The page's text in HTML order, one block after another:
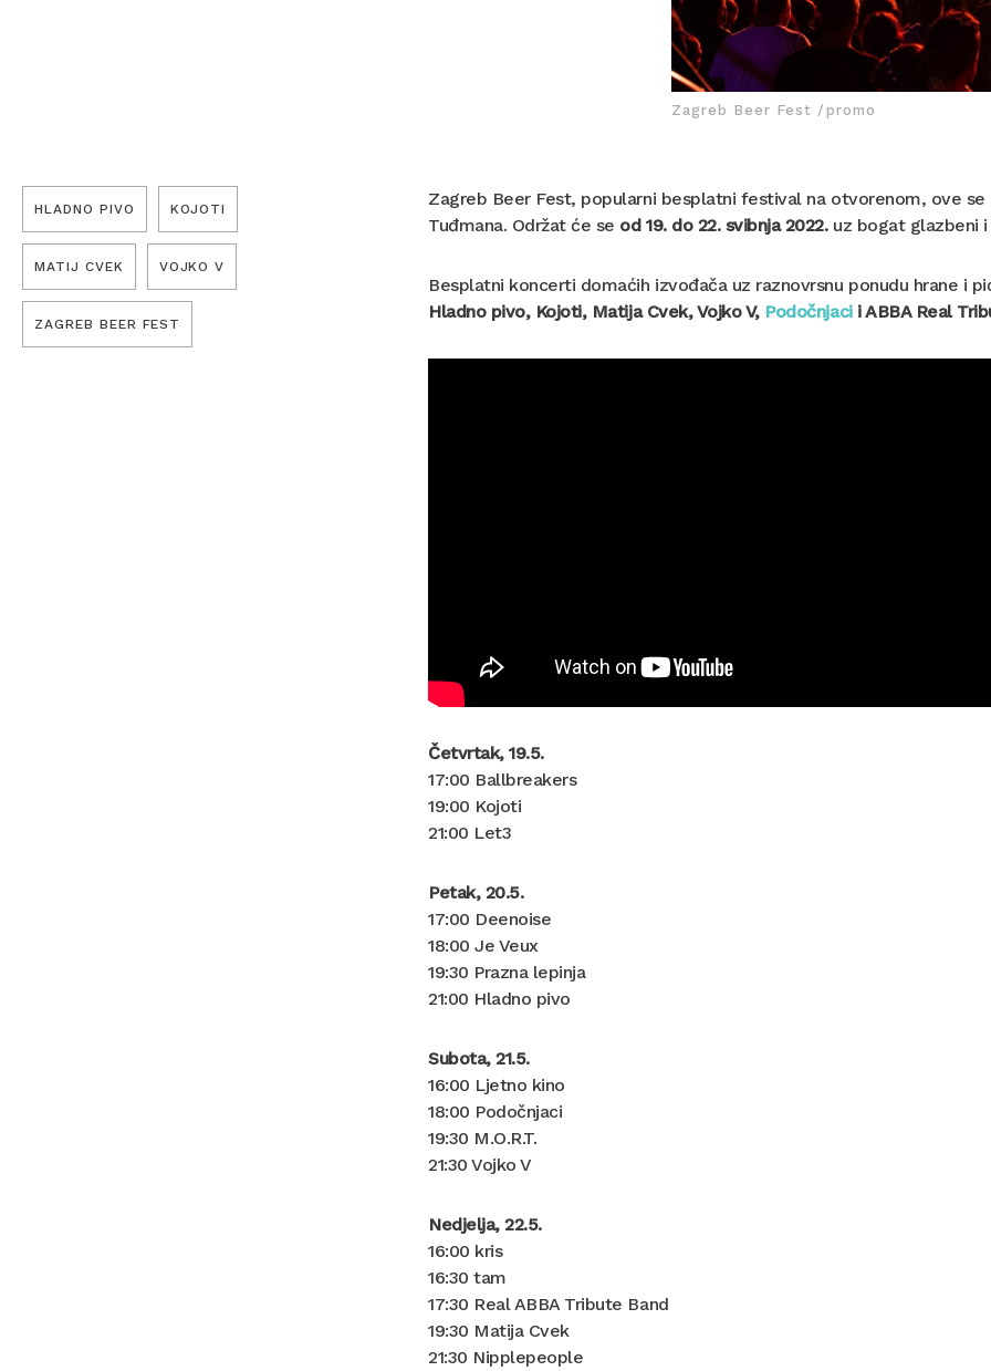
Zagreb Beer Fest /promo
HLADNO PIVO KOJOTI
MATIJ CVEK VOJKO V
ZAGREB BEER FEST
Zagreb Beer Fest, popularni besplatni festival na otvorenom, ove se
Tuđmana. Održat će se od 19. do 22. svibnja 2022.uz bogat glazbeni
Besplatni koncerti domaćih izvođača uz raznovrsnu ponudu hrane i
Hladno pivo, Kojoti, Matija Cvek, Vojko V, Podočnjacii ABBA Real
Četvrtak, 19.5.
17:00 Ballbreakers
19:00 Kojoti
21:00 Let3
Petak, 20.5.
17:00 Deenoise
18:00 Je Veux
19:30 Prazna lepinja
21:00 Hladno pivo
Subota, 21.5.
16:00 Ljetno kino
18:00 Podočnjaci
19:30 M.O.R.T.
21:30 Vojko V
Nedjelja, 22.5.
16:00 kris
16:30 tam
17:30 Real ABBA Tribute Band
19:30 Matija Cvek
21:30 Nipplepeople